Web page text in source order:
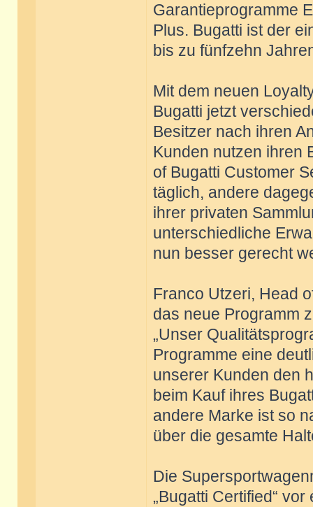
Garantieprogramme
Plus. Bugatti ist der
bis zu fünfzehn
Mit dem neuen
Bugatti jetzt
Besitzer nach ihren
Kunden nutzen ihren
of Bugatti Customer
täglich, andere
ihrer privaten
unterschiedliche
nun besser gerecht
Franco Utzeri, Head
das neue Programm
„Unser
Programme eine
unserer Kunden den
beim Kauf ihres
andere Marke ist so
über die gesamte
Die
„Bugatti Certified“